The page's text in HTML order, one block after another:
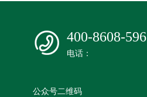
400-8608-596
电话：
公众号二维码